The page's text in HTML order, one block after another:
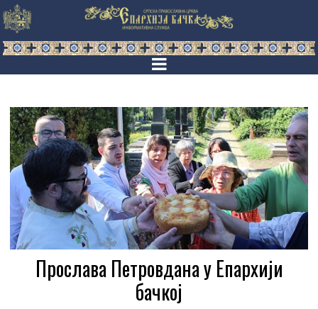
Прослава Петровдана у Епархији
бачкој